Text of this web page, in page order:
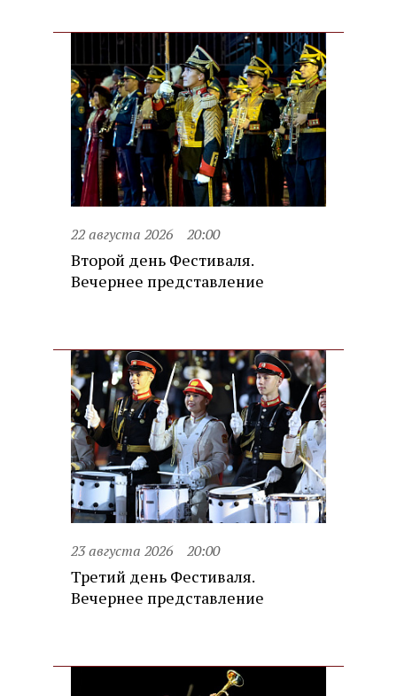
22 августа 2026 20:00
Второй день Фестиваля.
Вечернее представление
23 августа 2026 20:00
Третий день Фестиваля.
Вечернее представление